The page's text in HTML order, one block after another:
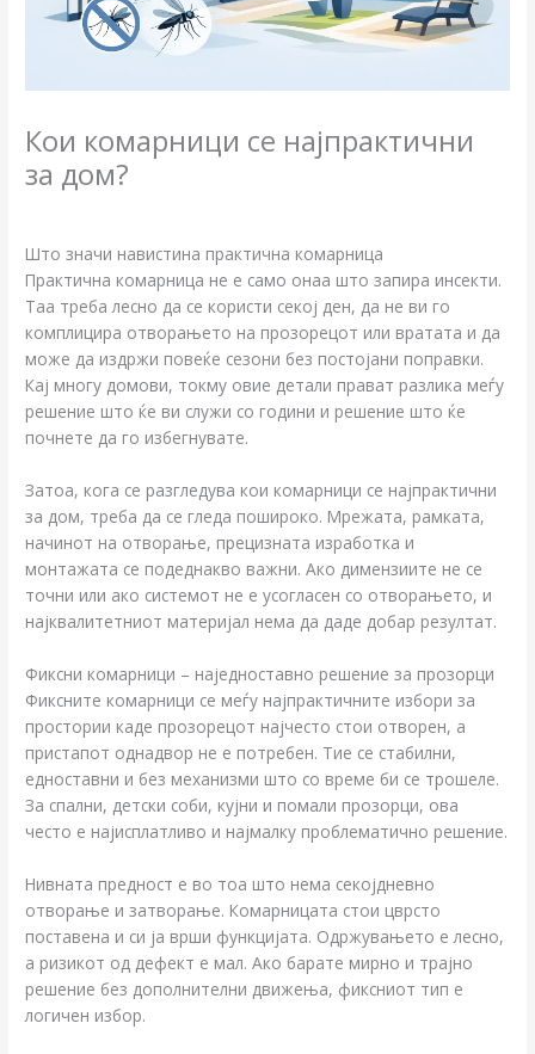
Кои комарници се најпрактични
за дом?
Што значи навистина практична комарница
Практична комарница не е само онаа што запира инсекти.
Таа треба лесно да се користи секој ден, да не ви го
комплицира отворањето на прозорецот или вратата и да
може да издржи повеќе сезони без постојани поправки.
Кај многу домови, токму овие детали прават разлика меѓу
решение што ќе ви служи со години и решение што ќе
почнете да го избегнувате.
Затоа, кога се разгледува кои комарници се најпрактични
за дом, треба да се гледа пошироко. Мрежата, рамката,
начинот на отворање, прецизната изработка и
монтажата се подеднакво важни. Ако димензиите не се
точни или ако системот не е усогласен со отворањето, и
најквалитетниот материјал нема да даде добар резултат.
Фиксни комарници – наједноставно решение за прозорци
Фиксните комарници се меѓу најпрактичните избори за
простории каде прозорецот најчесто стои отворен, а
пристапот однадвор не е потребен. Тие се стабилни,
едноставни и без механизми што со време би се трошеле.
За спални, детски соби, кујни и помали прозорци, ова
често е најисплатливо и најмалку проблематично решение.
Нивната предност е во тоа што нема секојдневно
отворање и затворање. Комарницата стои цврсто
поставена и си ја врши функцијата. Одржувањето е лесно,
а ризикот од дефект е мал. Ако барате мирно и трајно
решение без дополнителни движења, фиксниот тип е
логичен избор.